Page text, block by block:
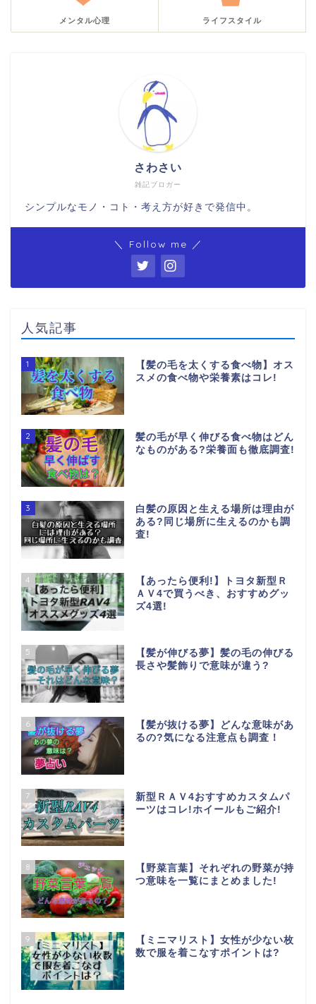
メンタル心理 ライフスタイル
雑記ブロガー
さわさい
シンプルなモノ・コト・考え方が好きで発信中。
＼ Follow me ／
人気記事
1
【髪の毛を太くする食べ物】オス
スメの食べ物や栄養素はコレ!
2
髪の毛が早く伸びる食べ物はどん
なものがある?栄養面も徹底調査!
3
白髪の原因と生える場所は理由が
ある?同じ場所に生えるのかも調
査!
4
【あったら便利!】トヨタ新型Ｒ
ＡＶ4で買うべき、おすすめグッ
ズ4選!
5
【髪が伸びる夢】髪の毛の伸びる
長さや髪飾りで意味が違う?
6
【髪が抜ける夢】どんな意味があ
るの?気になる注意点も調査！
7
新型ＲＡＶ4おすすめカスタムパ
ーツはコレ!ホイールもご紹介!
8
【野菜言葉】それぞれの野菜が持
つ意味を一覧にまとめました!
9
【ミニマリスト】女性が少ない枚
数で服を着こなすポイントは?
ホーム
特定商取引法に基づく表